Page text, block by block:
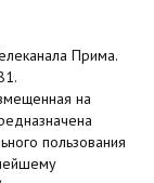
Прима.
на
пользования